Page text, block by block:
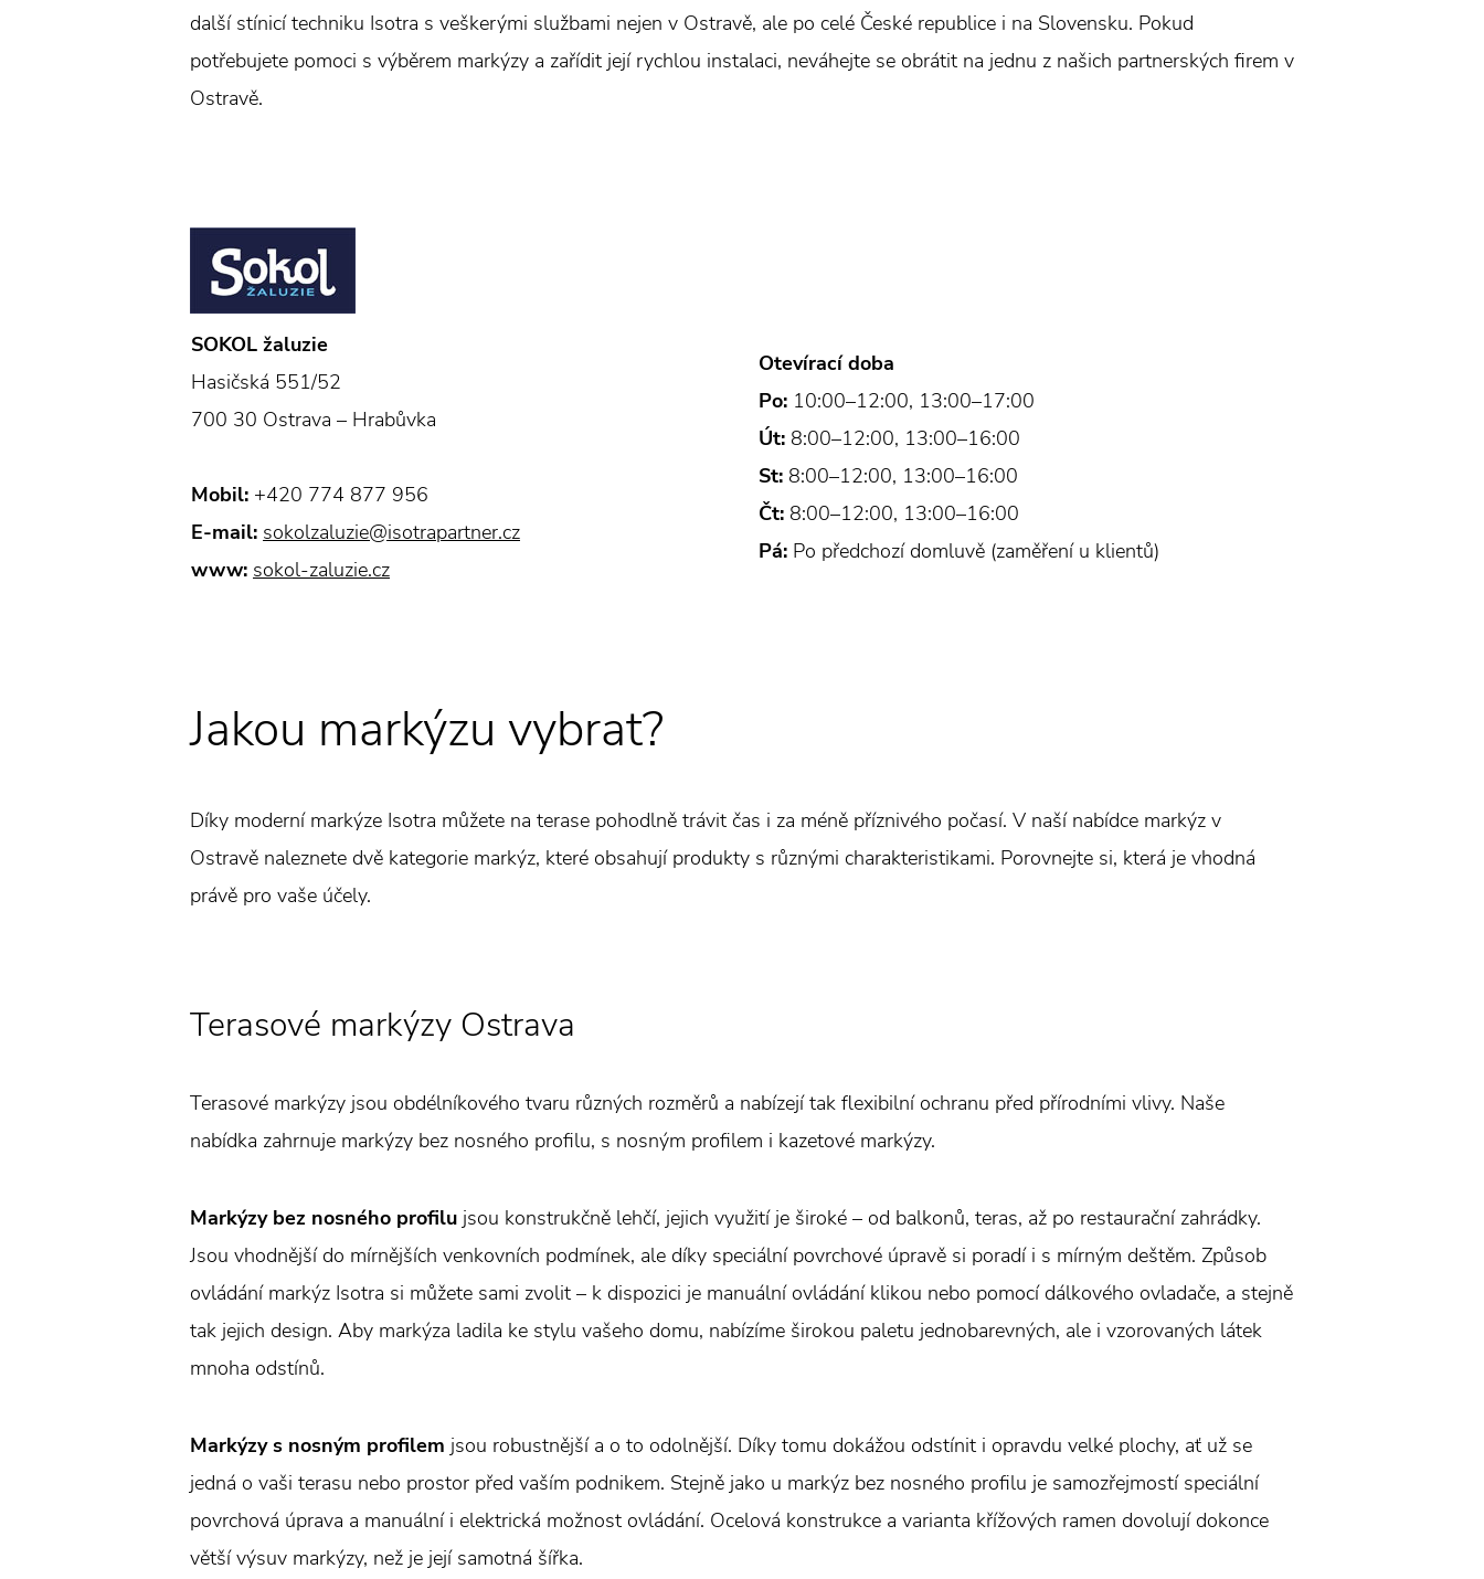
další stínicí techniku Isotra s veškerými službami nejen v Ostravě, ale po celé České republice i na Slovensku. Pokud
potřebujete pomoci s výběrem markýzy a zařídit její rychlou instalaci, neváhejte se obrátit na jednu z našich partnerských firem v
Ostravě.
SOKOL žaluzie
Hasičská 551/52
700 30 Ostrava – Hrabůvka
Mobil: +420 774 877 956
E-mail: sokolzaluzie@isotrapartner.cz
www: sokol-zaluzie.cz
Otevírací doba
Po: 10:00–12:00, 13:00–17:00
Út: 8:00–12:00, 13:00–16:00
St: 8:00–12:00, 13:00–16:00
Čt: 8:00–12:00, 13:00–16:00
Pá: Po předchozí domluvě (zaměření u klientů)
Jakou markýzu vybrat?
Díky moderní markýze Isotra můžete na terase pohodlně trávit čas i za méně příznivého počasí. V naší nabídce markýz v
Ostravě naleznete dvě kategorie markýz, které obsahují produkty s různými charakteristikami. Porovnejte si, která je vhodná
právě pro vaše účely.
Terasové markýzy Ostrava
Terasové markýzy jsou obdélníkového tvaru různých rozměrů a nabízejí tak flexibilní ochranu před přírodními vlivy. Naše
nabídka zahrnuje markýzy bez nosného profilu, s nosným profilem i kazetové markýzy.
Markýzy bez nosného profilu jsou konstrukčně lehčí, jejich využití je široké – od balkonů, teras, až po restaurační zahrádky.
Jsou vhodnější do mírnějších venkovních podmínek, ale díky speciální povrchové úpravě si poradí i s mírným deštěm. Způsob
ovládání markýz Isotra si můžete sami zvolit – k dispozici je manuální ovládání klikou nebo pomocí dálkového ovladače, a stejně
tak jejich design. Aby markýza ladila ke stylu vašeho domu, nabízíme širokou paletu jednobarevných, ale i vzorovaných látek
mnoha odstínů.
Markýzy s nosným profilem jsou robustnější a o to odolnější. Díky tomu dokážou odstínit i opravdu velké plochy, ať už se
jedná o vaši terasu nebo prostor před vaším podnikem. Stejně jako u markýz bez nosného profilu je samozřejmostí speciální
povrchová úprava a manuální i elektrická možnost ovládání. Ocelová konstrukce a varianta křížových ramen dovolují dokonce
větší výsuv markýzy, než je její samotná šířka.